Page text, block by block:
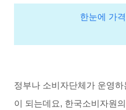
한눈에 가
정부나 소비자단체가 운영하
이
되는데요, 한국소비자원의